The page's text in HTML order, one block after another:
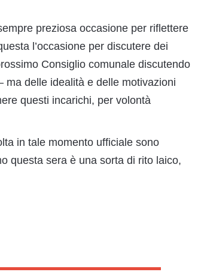
preziosa occasione per riflettere
l’occasione per discutere dei
Consiglio comunale discutendo
ma delle idealità e delle motivazioni
questi incarichi, per volontà
in tale momento ufficiale sono
questa sera è una sorta di rito laico,